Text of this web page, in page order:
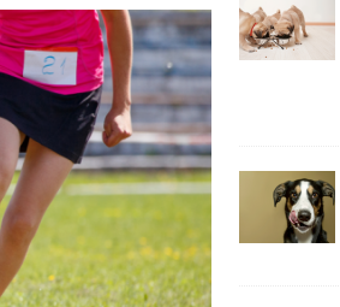
Junghunde auf napfcheck-shop.de DIES
Katze bei napfcheck-shop.de
Besucher on dogblogger.net
– diese süßen Welpen bekommt nicht jeder –
dar – Deine Tierwelt GESUNDHEIT
fördern die geistige Gesundheit im Alter –